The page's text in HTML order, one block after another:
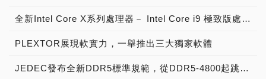
全新Intel Core X系列處理器－ Intel Core i9 極致版處理器 重裝上陣
PLEXTOR展現軟實力，一舉推出三大獨家軟體
JEDEC發布全新DDR5標準規範，從DDR5-4800起跳! 將加速導入下世代高效能電腦系統